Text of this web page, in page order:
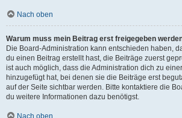
Nach oben
Warum muss mein Beitrag erst freigegeben
Die Board-Administration kann entschieden haben,
du einen Beitrag erstellt hast, die Beiträge zuerst
ist auch möglich, dass die Administration dich zu
hinzugefügt hat, bei denen sie die Beiträge erst
auf der Seite sichtbar werden. Bitte kontaktiere die
du weitere Informationen dazu benötigst.
Nach oben